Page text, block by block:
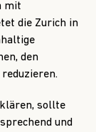
mit
die Zurich in
den
sollte
und